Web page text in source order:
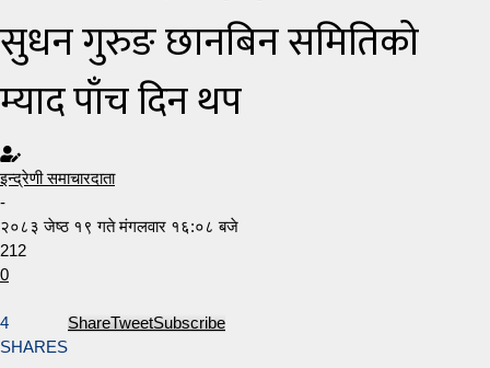
सुधन गुरुङ छानबिन समितिको
म्याद पाँच दिन थप
इन्द्रेणी समाचारदाता
-
२०८३ जेष्ठ १९ गते मंगलवार १६:०८ बजे
212
0
4
SHARES
ShareTweetSubscribe